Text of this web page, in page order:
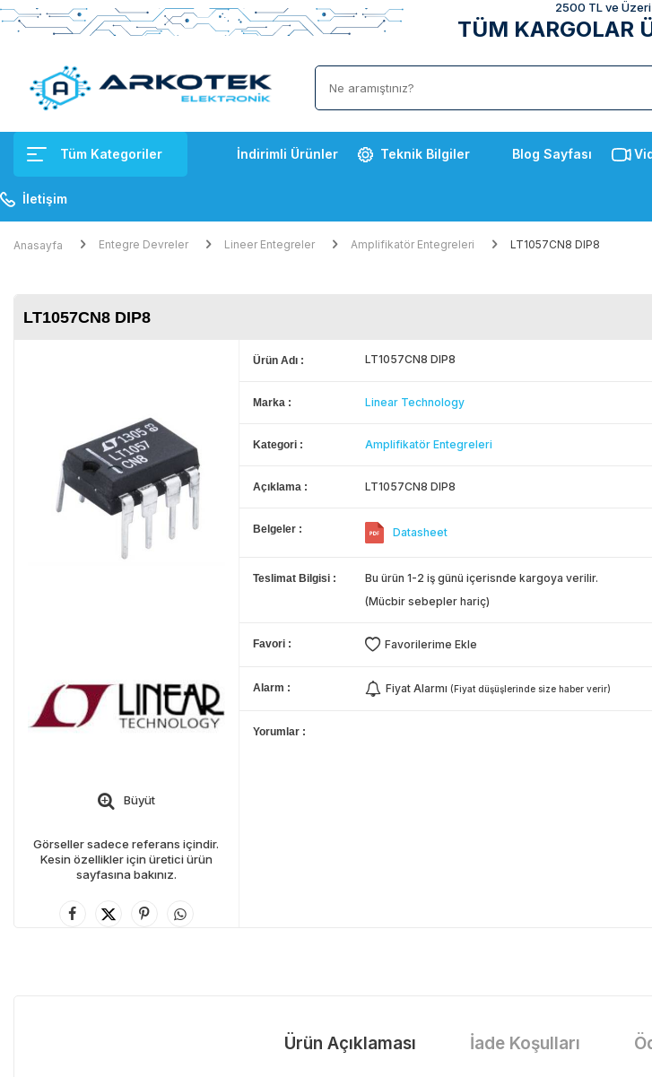
2500 TL ve Üzeri
TÜM KARGOLAR
Tüm Kategoriler İndirimli Ürünler Teknik Bilgiler Blog Sayfası
İletişim
Anasayfa Entegre Devreler Lineer Entegreler Amplifikatör Entegreleri LT1057CN8 DIP8
LT1057CN8 DIP8
Büyüt
Görseller sadece referans içindir.
Kesin özellikler için üretici ürün
sayfasına bakınız.
Ürün Adı LT1057CN8 DIP8
Marka Linear Technology
Kategori Amplifikatör Entegreleri
Açıklama LT1057CN8 DIP8
Belgeler Datasheet
Teslimat Bilgisi
Bu ürün 1-2 iş günü içerisnde kargoya verilir.
(Mücbir sebepler hariç)
Favori Favorilerime Ekle
Alarm Fiyat Alarmı (Fiyat düşüşlerinde size haber verir)
Yorumlar
Ürün Açıklaması İade Koşulları